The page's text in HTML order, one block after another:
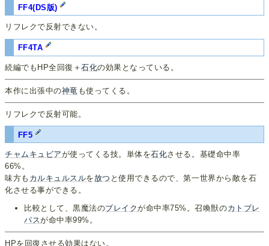
FF4(DS版)
リフレクで反射できない。
FF4TA
続編でもHP全回復＋石化の効果となっている。
本作に出張中の神竜 も使ってくる。
リフレクで反射可能。
FF5
チャムキュビアが使ってくる技。単体を石化させる。基礎命中率
66%。
味方も カルキュルスルを放つ と使用できるので、第一世界から敵を石
化させる事ができる。
比較として、黒魔法のブレイクが命中率75%。召喚獣のカトブレ
パスが命中率99%。
HPを回復させる効果はない。